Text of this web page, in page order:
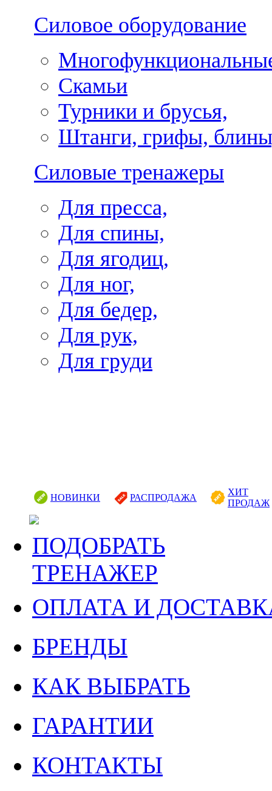
Силовое оборудование
Скамьи
Турники и брусья,
Штанги, грифы,
Силовые тренажеры
Для пресса,
Для спины,
Для ягодиц,
Для ног,
Для бедер,
Для рук,
Для груди
НОВИНКИ РАСПРОДАЖА
ХИТ
ПРОДАЖ
ПОДОБРАТЬ
ТРЕНАЖЕР
ОПЛАТА И
БРЕНДЫ
КАК ВЫБРАТЬ
ГАРАНТИИ
КОНТАКТЫ